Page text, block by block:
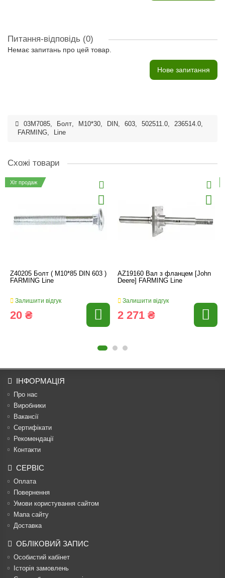
Питання-відповідь (0)
Немає запитань про цей товар.
Нове запитання
03M7085, Болт, M10*30, DIN, 603, 502511.0, 236514.0,
FARMING, Line
Схожі товари
Хіт продаж
Z40205 Болт ( M10*85 DIN 603 )
FARMING Line
Залишити відгук
20 ₴
AZ19160 Вал з фланцем [John
Deere] FARMING Line
Залишити відгук
2 271 ₴
ІНФОРМАЦІЯ
Про нас
Виробники
Вакансії
Сертифікати
Рекомендації
Контакти
СЕРВІС
Оплата
Повернення
Умови користування сайтом
Мапа сайту
Доставка
ОБЛІКОВИЙ ЗАПИС
Особистий кабінет
Історія замовлень